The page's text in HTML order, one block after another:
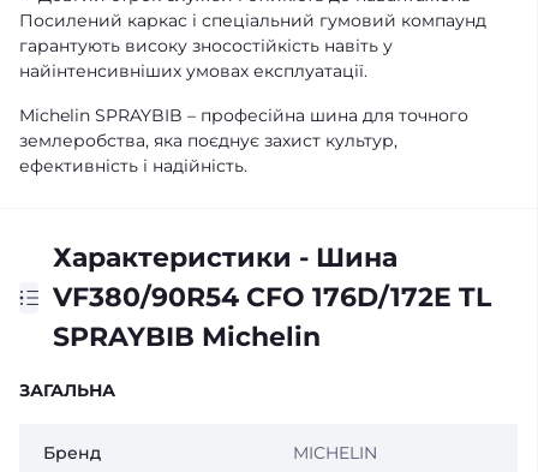
Посилений каркас і спеціальний гумовий компаунд
гарантують високу зносостійкість навіть у
найінтенсивніших умовах експлуатації.
Michelin SPRAYBIB – професійна шина для точного
землеробства, яка поєднує захист культур,
ефективність і надійність.
Характеристики - Шина
VF380/90R54 CFO 176D/172E TL
SPRAYBIB Michelin
ЗАГАЛЬНА
Бренд MICHELIN